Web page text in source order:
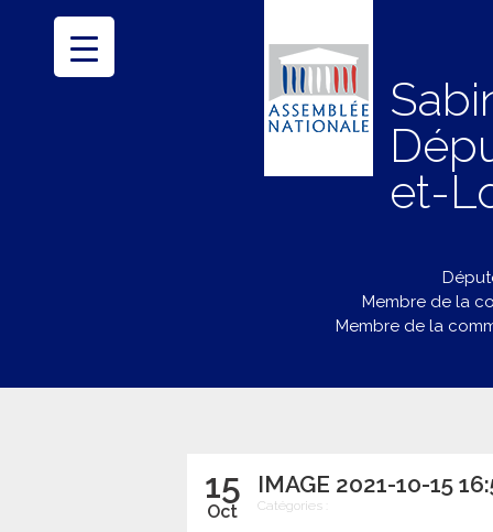
et-
Membre de la
Membre de la
15
Oct
IMAGE 2021-10-15
Catégories :